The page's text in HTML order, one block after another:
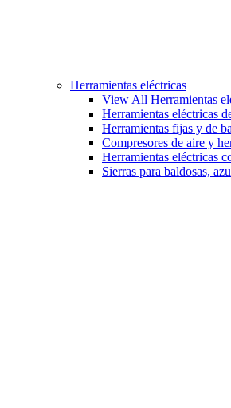
Herramientas eléctricas
View All Herramientas
Herramientas eléctricas
Herramientas fijas y de
Compresores de aire y
Herramientas eléctricas
Sierras para baldosas,